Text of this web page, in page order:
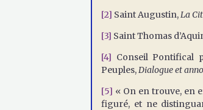
[2] Saint Augustin,La
[3] Saint Thomas
[4] Conseil Pontifical
Peuples,Dialogue et
[5] « On en trouve, en
figuré, et ne